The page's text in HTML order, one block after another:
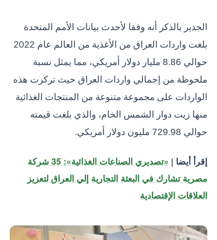
الجدير بالذكر أنه وفقا لأحدث بيانات الأمم المتحدة
بلغت واردات العراق من الأغذية من العالم عام 2022
حوالي 8.86 مليار دولار أمريكي، مما يمثل نسبة
ملحوظة من إجمالي واردات العراق حيث تركزت هذه
الواردات على مجموعة متنوعة من المنتجات الغذائية
منها زيت دوار الشمس الخام، والذي بلغت قيمته
حوالي 729.98 مليون دولار أمريكي.
إقرأ أيضا |
«تصديري الصناعات الغذائية»: 35 شركة
مصرية تشارك في البعثة التجارية إلي العراق لتعزيز
العلاقات الإقتصادية